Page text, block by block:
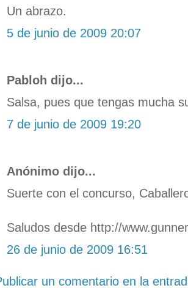
Un abrazo.
5 de junio de 2009 20:07
Pabloh dijo...
Salsa, pues que tengas mucha
7 de junio de 2009 19:20
Anónimo dijo...
Suerte con el concurso,
Saludos desde http://
26 de junio de 2009 16:51
un comentario en la